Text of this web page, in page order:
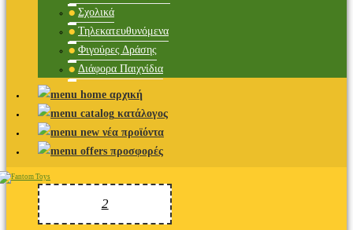
Σχολικά
Τηλεκατευθυνόμενα
Φιγούρες Δράσης
Διάφορα Παιχνίδια
αρχική
κατάλογος
νέα προϊόντα
προσφορές